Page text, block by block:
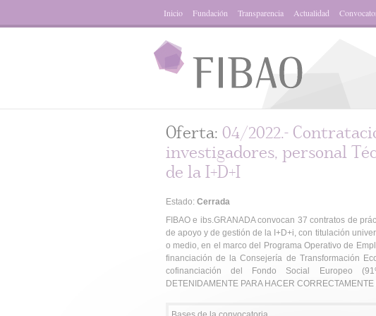
Inicio Fundación Transparencia Actualidad
Oferta: 04/2022.-
investigadores, personal
de la I+D+I
Estado: Cerrada
FIBAO e ibs.GRANADA convocan 37 contratos de
de apoyo y de gestión de la I+D+i, con titulación
o medio, en el marco del Programa Operativo de
financiación de la Consejería de Transformación
cofinanciación del Fondo Social Europeo
DETENIDAMENTE PARA HACER